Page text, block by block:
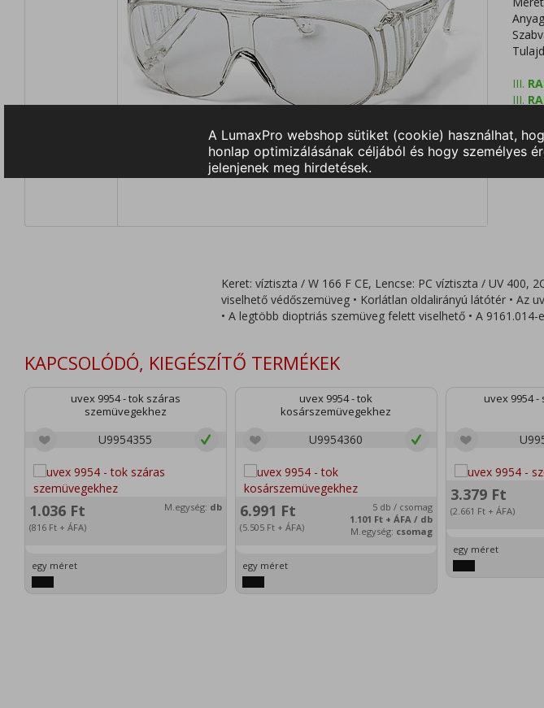
III.
III.
Keret: víztiszta / W 166 F CE, Lencse: PC víztiszta / UV 400,
viselhető védőszemüveg • Korlátlan oldalirányú látótér • Az
• A legtöbb dioptriás szemüveg felett viselhető • A
KAPCSOLÓDÓ, KIEGÉSZÍTŐ TERMÉKEK
uvex 9954 - tok száras
szemüvegekhez
U9954355
1.036 Ft
(816 Ft + ÁFA)
M.egység: db
egy méret
uvex 9954 - tok
kosárszemüvegekhez
U9954360
6.991 Ft
(5.505 Ft+ ÁFA)
5 db / csomag
1.101 Ft+ ÁFA / db
M.egység: csomag
egy méret
uvex 9954
3.379 Ft
(2.661 Ft+ ÁFA)
egy méret